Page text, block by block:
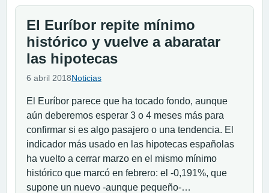
El Euríbor repite mínimo
histórico y vuelve a abaratar
las hipotecas
6 abril 2018Noticias
El Euríbor parece que ha tocado fondo, aunque
aún deberemos esperar 3 o 4 meses más para
confirmar si es algo pasajero o una tendencia. El
indicador más usado en las hipotecas españolas
ha vuelto a cerrar marzo en el mismo mínimo
histórico que marcó en febrero: el -0,191%, que
supone un nuevo -aunque pequeño-…